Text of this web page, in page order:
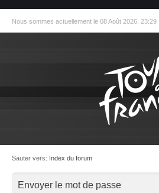
Nous sommes actuellement le 08 Août 2026, 23:29
Sauter vers: Index du forum
Envoyer le mot de passe